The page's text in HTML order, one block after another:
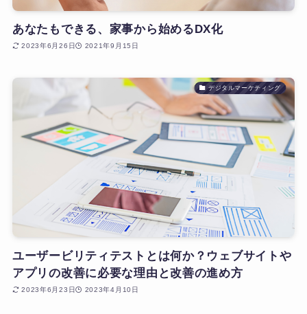
あなたもできる、家事から始めるDX化
2023年6月26日 2021年9月15日
デジタルマーケティング
ユーザービリティテストとは何か？ウェブサイトや
アプリの改善に必要な理由と改善の進め方
2023年6月23日 2023年4月10日